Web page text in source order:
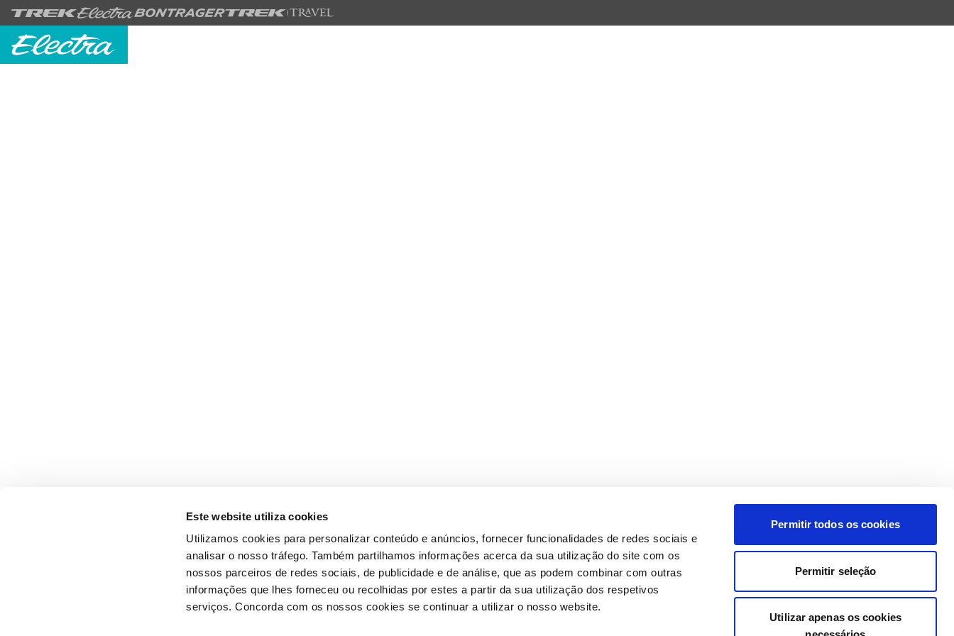
Este website utiliza cookies
Utilizamos cookies para personalizar conteúdo e anúncios, fornecer funcionalidades de redes sociais e
analisar o nosso tráfego. Também partilhamos informações acerca da sua utilização do site com os
nossos parceiros de redes sociais, de publicidade e de análise, que as podem combinar com outras
informações que lhes forneceu ou recolhidas por estes a partir da sua utilização dos respetivos
serviços. Concorda com os nossos cookies se continuar a utilizar o nosso website.
Permitir todos os cookies
Permitir seleção
Utilizar apenas os cookies